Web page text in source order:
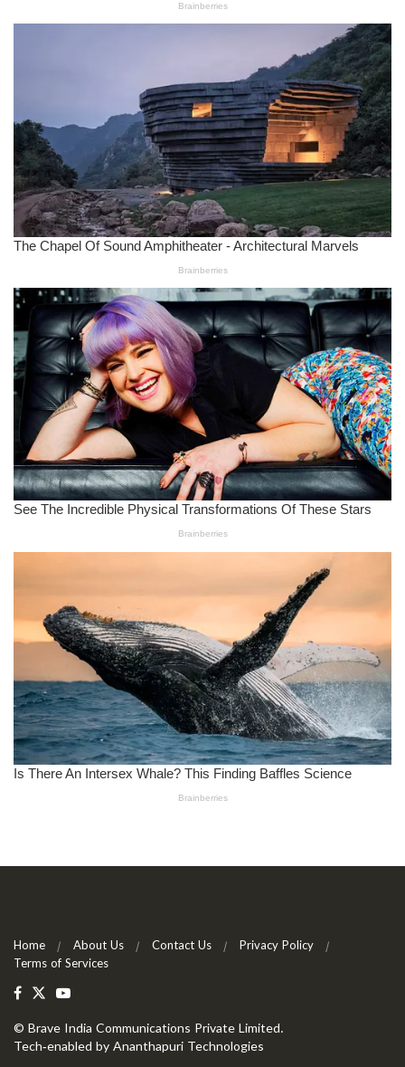
Home About Us Contact Us
Privacy Policy
Terms of Services
© Brave India Communications Private Limited.
Tech-enabled by Ananthapuri Technologies